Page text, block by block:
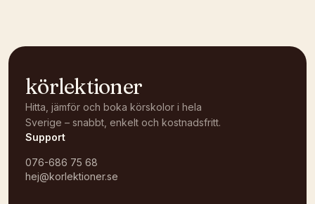
körlektioner
Hitta, jämför och boka körskolor i hela
Sverige – snabbt, enkelt och kostnadsfritt.
Support
076-686 75 68
hej@korlektioner.se